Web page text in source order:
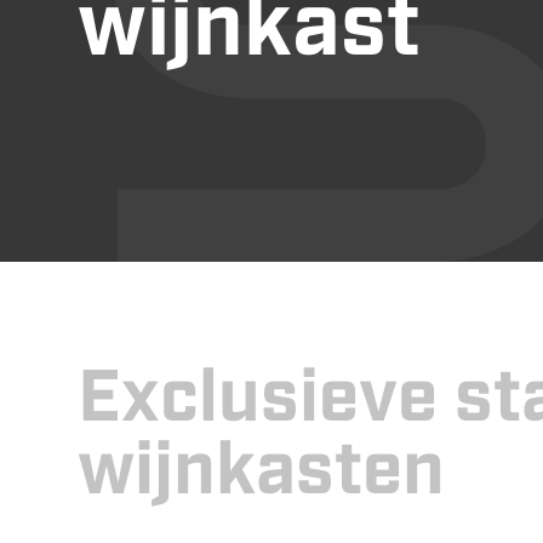
wijnkast
Exclusieve
wijnkasten